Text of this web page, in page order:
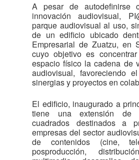
A pesar de autodefinirse
innovación audiovisual,
parque audiovisual al uso,
de un edificio ubicado
Empresarial de Zuatzu, en
cuyo objetivo es
espacio físico la cadena de
audiovisual, favoreciendo
sinergias y proyectos en
El edificio, inaugurado a
tiene una extensión de
cuadrados destinados a
empresas del sector
de contenidos (cine,
posproducción,